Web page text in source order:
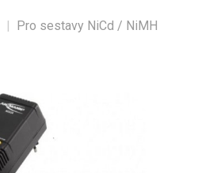
| Pro sestavy NiCd / NiMH